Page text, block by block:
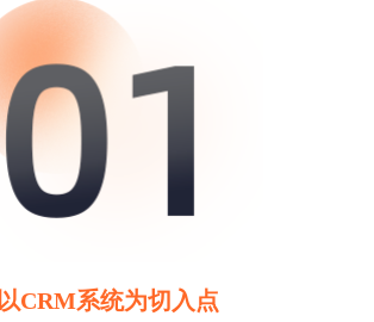
以CRM系统为切入点